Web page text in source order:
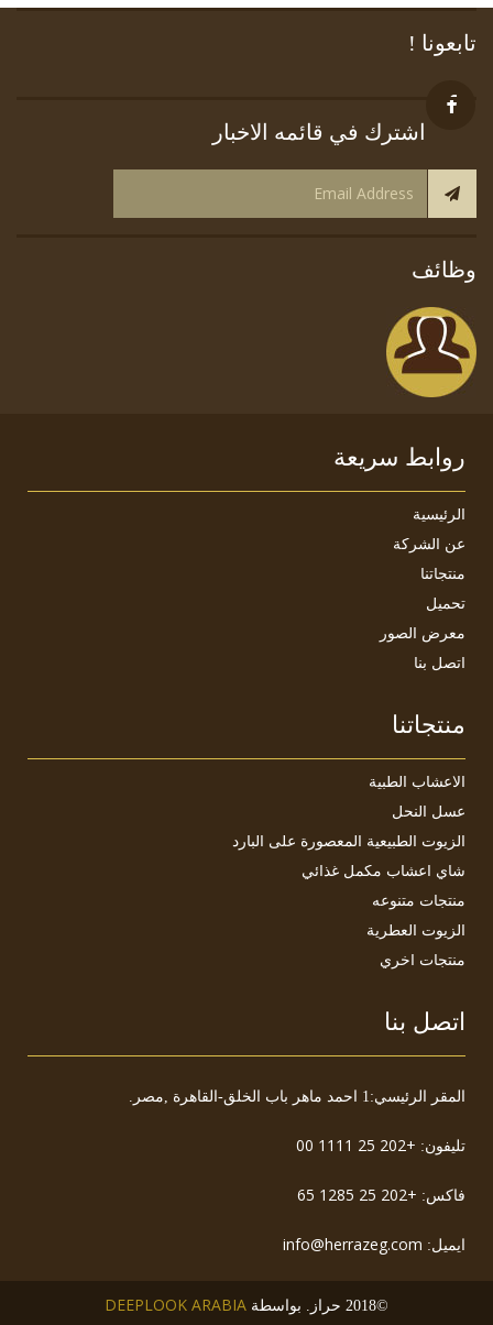
تابعونا !
اشترك في قائمه الاخبار
وظائف
روابط سريعة
الرئيسية
عن الشركة
منتجاتنا
تحميل
معرض الصور
اتصل بنا
منتجاتنا
الأعشاب الطبية
عسل النحل
الزيوت الطبيعية المعصورة على البارد
شاي أعشاب مكمل غذائي
منتجات متنوعه
الزيوت العطرية
منتجات اخري
اتصل بنا
المقر الرئيسي:1 احمد ماهر باب الخلق-القاهرة ,مصر.
تليفون: +202 25 1111 00
فاكس: +202 25 1285 65
ايميل: info@herrazeg.com
©2018 حراز. بواسطة DEEPLOOK ARABIA